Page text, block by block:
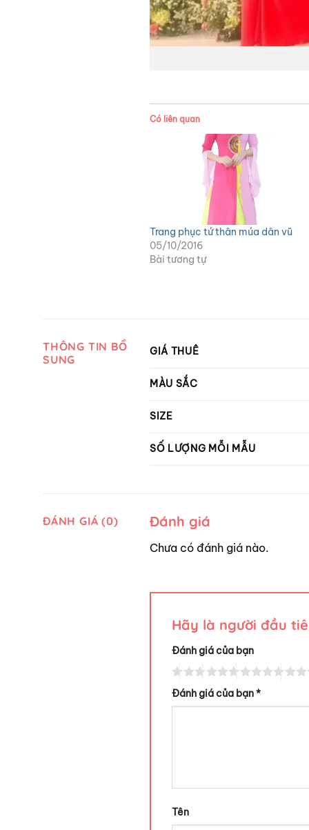
Có liên quan
Trang phục tứ thân múa dân vũ
05/10/2016
Bài tương tự
THÔNG TIN BỔ
SUNG
GIÁ THUÊ
MÀU SẮC
SIZE
SỐ LƯỢNG MỖI MẪU
ĐÁNH GIÁ (0) Đánh giá
Chưa có đánh giá nào.
Hãy là người đầu
Đánh giá của bạn
Đánh giá của bạn*
Tên